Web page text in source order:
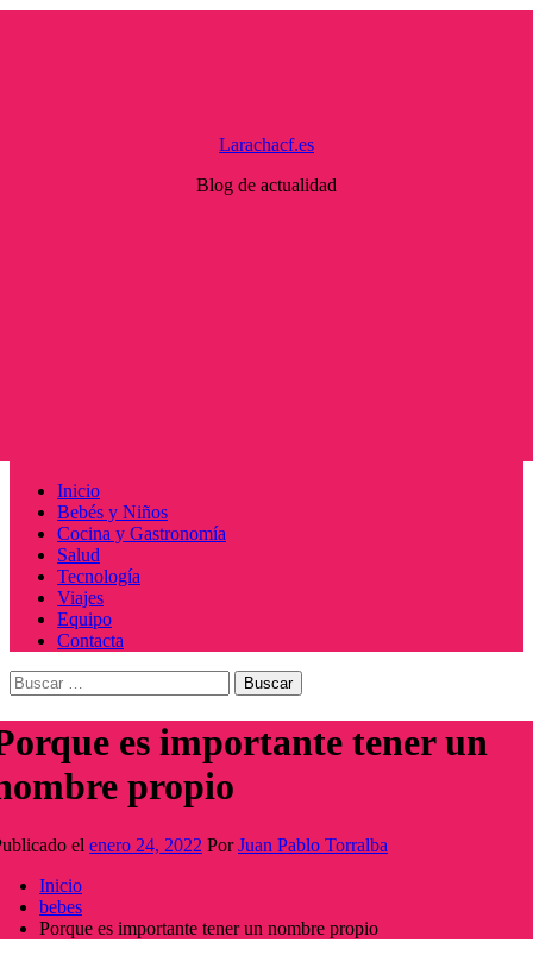
Larachacf.es
Blog de actualidad
Menú
principal
Inicio
Bebés y Niños
Cocina y Gastronomía
Salud
Tecnología
Viajes
Equipo
Contacta
Buscar:
es importante tener un
propio
el enero 24, 2022 PorJuan Pablo Torralba
Inicio
bebes
Porque es importante tener un nombre propio